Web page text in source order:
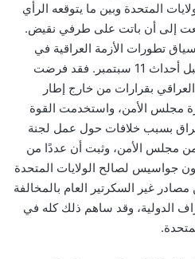
المتحدة وبين ما يتوقعه الرأي
إلى أن باتت على طرفي نقيض.
تطورات الأزمة العراقية في
مرحلة ما بعد تحرير الكويت، وقبل أحداث 11 سبتمبر. فقد فرضت
بقرارات من خارج إطار
مجلس الأمن، واستخدمت القوة
بسبب خلافات حول عمل لجنة
من مجلس الأمن، وثبت أن عددًا من
جواسيس لصالح الولايات المتحدة
غير السكرتير العام بالمخالفة
الدولية، وقد ساهم ذلك كله في